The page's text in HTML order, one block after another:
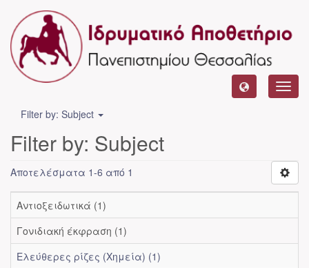
Filter by: Subject
Filter by: Subject
Αποτελέσματα 1-6 από 1
Αντιοξειδωτικά (1)
Γονιδιακή έκφραση (1)
Ελεύθερες ρίζες (Χημεία) (1)